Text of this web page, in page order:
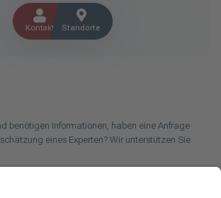
Kontakt Standorte
benötigen Informationen, haben eine Anfrage
eines Experten? Wir unterstützen Sie